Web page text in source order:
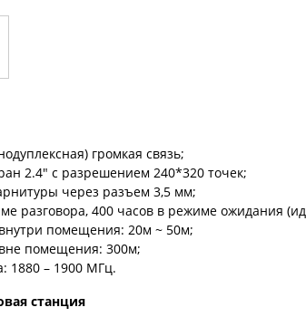
громкая связь;
2.4" с разрешением 240*320 точек;
через разъем 3,5 мм;
разговора, 400 часов в режиме ожидания
помещения: 20м ~ 50м;
помещения: 300м;
1880 – 1900 МГц.
станция